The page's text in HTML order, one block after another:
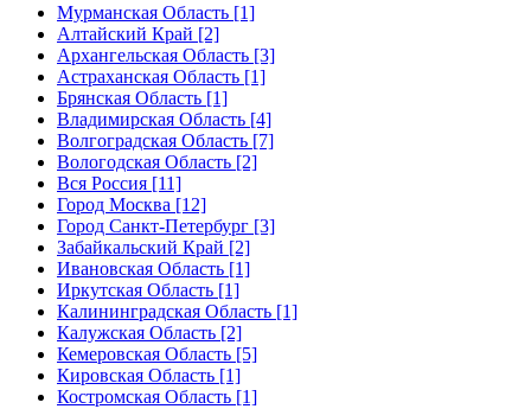
Мурманская Область [1]
Алтайский Край [2]
Архангельская Область [3]
Астраханская Область [1]
Брянская Область [1]
Владимирская Область [4]
Волгоградская Область [7]
Вологодская Область [2]
Вся Россия [11]
Город Москва [12]
Город Санкт-Петербург [3]
Забайкальский Край [2]
Ивановская Область [1]
Иркутская Область [1]
Калининградская Область [1]
Калужская Область [2]
Кемеровская Область [5]
Кировская Область [1]
Костромская Область [1]